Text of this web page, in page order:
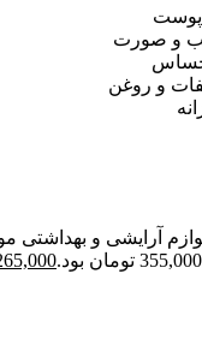
پوست
لب و صورت
حساس
و روغن
آرایشی و بهداشتی